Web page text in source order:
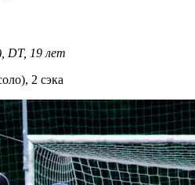
DT, 19 лет
2 сэка